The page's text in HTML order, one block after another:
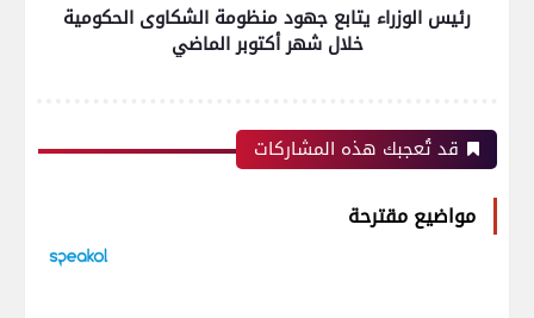
رئيس الوزراء يتابع جهود منظومة الشكاوى الحكومية
خلال شهر أكتوبر الماضي
قد تُعجبك هذه المشاركات
مواضيع مقترحة